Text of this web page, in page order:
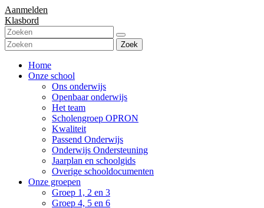
Aanmelden
Klasbord
Zoek
Home
Onze school
Ons onderwijs
Openbaar onderwijs
Het team
Scholengroep OPRON
Kwaliteit
Passend Onderwijs
Onderwijs Ondersteuning
Jaarplan en schoolgids
Overige schooldocumenten
Onze groepen
Groep 1, 2 en 3
Groep 4, 5 en 6